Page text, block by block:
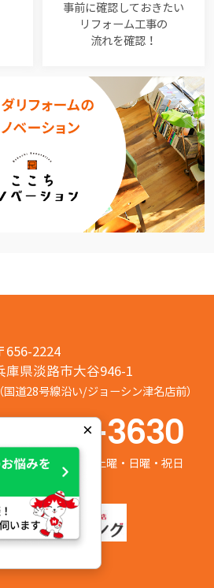
事前に確認しておきたい
リフォーム工事の
流れを確認！
656-2224
庫県淡路市大谷946-1
（国道28号線沿い/ジョーシン津名店前）
7586-3630
定休日:第2/第4土曜・日曜・祝日
×